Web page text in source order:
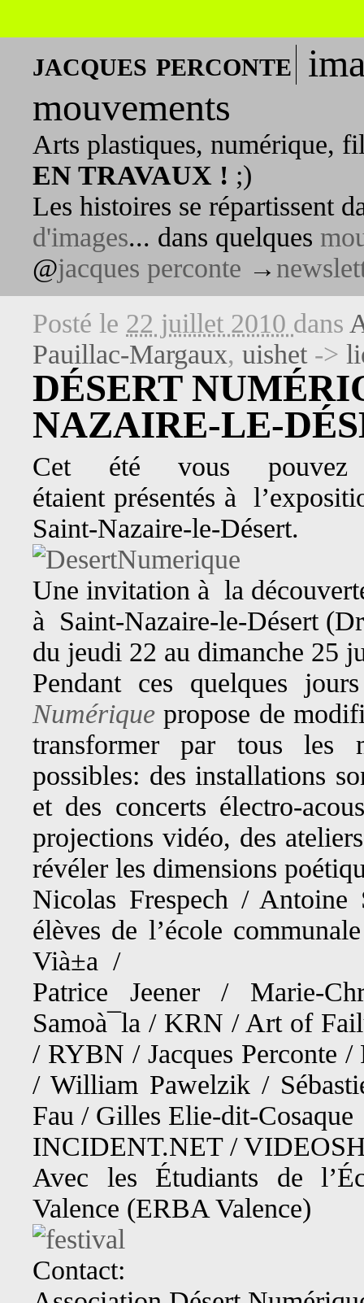
jacques perconte
mouvements
Arts plastiques, numérique,
EN TRAVAUX ! ;)
Les histoires se répartissent
d'images... dans quelques
@jacques perconte →
Posté le 22 juillet 2010 dans
Pauillac-Margaux, uishet->
DÉSERT
NAZAIRE-LE-
Cet été vous
étaient présentés à
Saint-Nazaire-le-Désert.
Une invitation à la
à Saint-Nazaire-le-Désert
du jeudi 22 au dimanche 25
Pendant ces quelques
Numérique propose de
transformer par tous les
possibles: des installations
et des concerts électro-
projections vidéo, des
révéler les dimensions
Nicolas Frespech /
élèves de l’école
Vià±a /
Patrice Jeener / Marie-
Samoà¯la / KRN / Art of
/ RYBN / Jacques Perconte
/ William Pawelzik /
Fau / Gilles Elie-dit-Cosaque
INCIDENT.NET /
Avec les Étudiants de
Valence (ERBA Valence)
Contact: